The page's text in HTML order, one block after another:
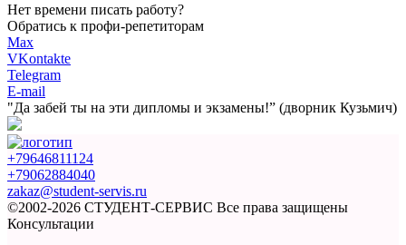
Нет времени писать работу?
Обратись к профи-репетиторам
Max
VKontakte
Telegram
E-mail
"Да забей ты на эти дипломы и экзамены!” (дворник Кузьмич)
+79646811124
+79062884040
zakaz@student-servis.ru
©2002-2026 СТУДЕНТ-СЕРВИС Все права защищены
Консультации